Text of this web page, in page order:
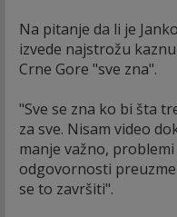
Na pitanje da li je
izvede najstrožu
Crne Gore "sve zna".
"Sve se zna ko bi šta
za sve. Nisam video
manje važno,
odgovornosti
se to završiti".